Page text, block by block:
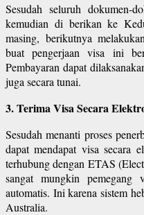
Sesudah seluruh dokumen-
kemudian di berikan ke
masing, berikutnya
buat pengerjaan visa ini
Pembayaran dapat
juga secara tunai.
3. Terima Visa Secara
Sesudah menanti proses
dapat mendapat visa secara
terhubung dengan ETAS
sangat mungkin pemegang
automatis. Ini karena sistem
Australia.